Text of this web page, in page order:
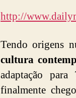
http://
Tendo origens
cultura
adaptação
finalmente